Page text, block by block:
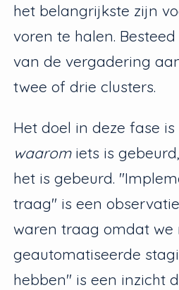
het belangrijkste zijn
voren te halen.
van de vergadering
twee of drie clusters.
Het doel in deze fase
waaromiets is
het is gebeurd.
traag" is een
waren traag omdat we
geautomatiseerde
hebben" is een inzicht